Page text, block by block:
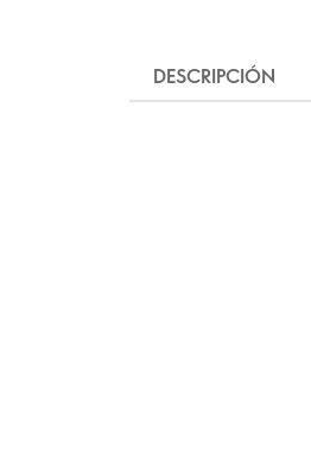
DESCRIPCIÓN